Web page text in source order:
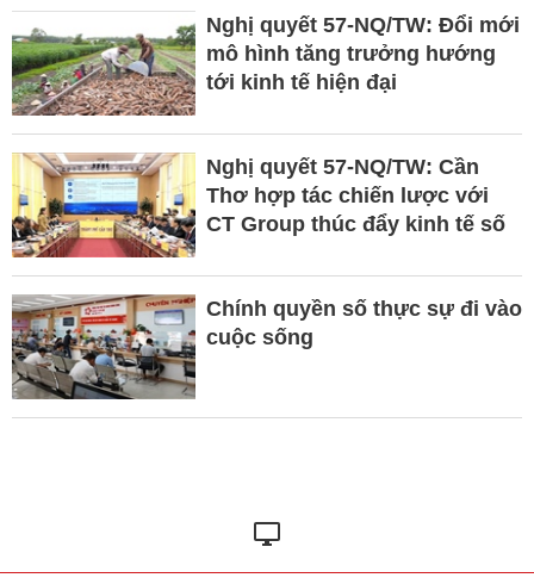
Nghị quyết 57-NQ/TW: Đổi mới
mô hình tăng trưởng hướng
tới kinh tế hiện đại
Nghị quyết 57-NQ/TW: Cần
Thơ hợp tác chiến lược với
CT Group thúc đẩy kinh tế số
Chính quyền số thực sự đi vào
cuộc sống